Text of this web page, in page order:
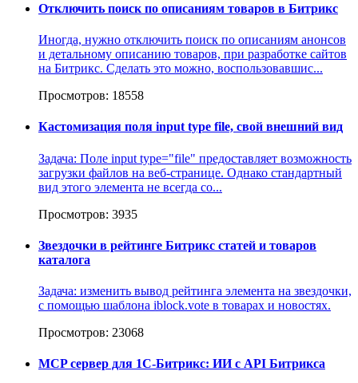
Отключить поиск по описаниям товаров в Битрикс
Иногда, нужно отключить поиск по описаниям анонсов
и детальному описанию товаров, при разработке сайтов
на Битрикс. Сделать это можно, воспользовавшис...
Просмотров: 18558
Кастомизация поля input type file, свой внешний вид
Задача: Поле input type="file" предоставляет возможность
загрузки файлов на веб-странице. Однако стандартный
вид этого элемента не всегда со...
Просмотров: 3935
Звездочки в рейтинге Битрикс статей и товаров
каталога
Задача: изменить вывод рейтинга элемента на звездочки,
с помощью шаблона iblock.vote в товарах и новостях.
Просмотров: 23068
MCP сервер для 1С-Битрикс: ИИ с API Битрикса